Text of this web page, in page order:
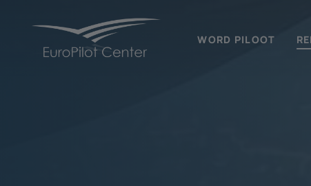
WORD PILOOT